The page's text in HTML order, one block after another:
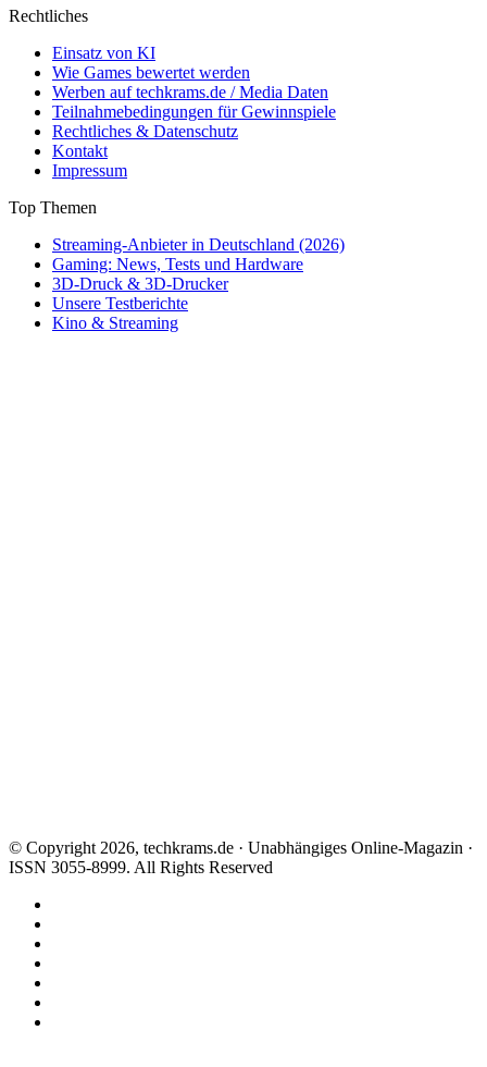
Rechtliches
Einsatz von KI
Wie Games bewertet werden
Werben auf techkrams.de / Media Daten
Teilnahmebedingungen für Gewinnspiele
Rechtliches & Datenschutz
Kontakt
Impressum
Top Themen
Streaming-Anbieter in Deutschland (2026)
Gaming: News, Tests und Hardware
3D-Druck & 3D-Drucker
Unsere Testberichte
Kino & Streaming
© Copyright 2026, techkrams.de · Unabhängiges Online-Magazin ·
ISSN 3055-8999. All Rights Reserved